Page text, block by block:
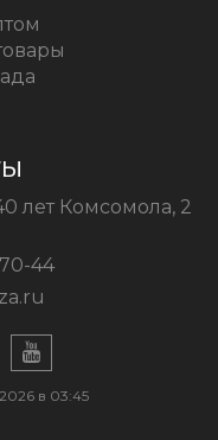
лет Комсомола, 2
44
в 03:45